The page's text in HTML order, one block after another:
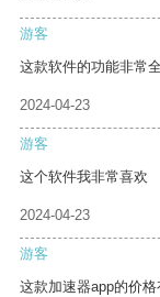
游客
这款软件的功能非常
2024-04-23
游客
这个软件我非常喜欢
2024-04-23
游客
这款加速器app的价